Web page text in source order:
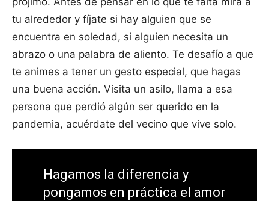
tu alrededor y fíjate si hay alguien que se
encuentra en soledad, si alguien necesita un
abrazo o una palabra de aliento. Te desafío a que
te animes a tener un gesto especial, que hagas
una buena acción. Visita un asilo, llama a esa
persona que perdió algún ser querido en la
pandemia, acuérdate del vecino que vive solo.
Hagamos la diferencia y
pongamos en práctica el amor